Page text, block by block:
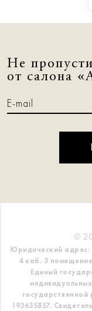
Не
от салона
©
Юридический адрес:
4 каб. 3
Единый
193635857.